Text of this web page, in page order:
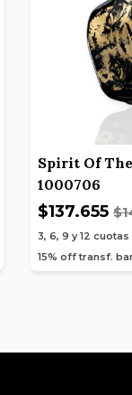
Spirit Of
1000706
$137.655
3, 6, 9 y 12 cuotas
15% off transf.